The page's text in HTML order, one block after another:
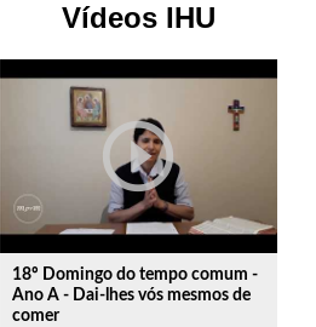
Vídeos IHU
play_circle_outline
18º Domingo do tempo comum -
Ano A - Dai-lhes vós mesmos de
comer